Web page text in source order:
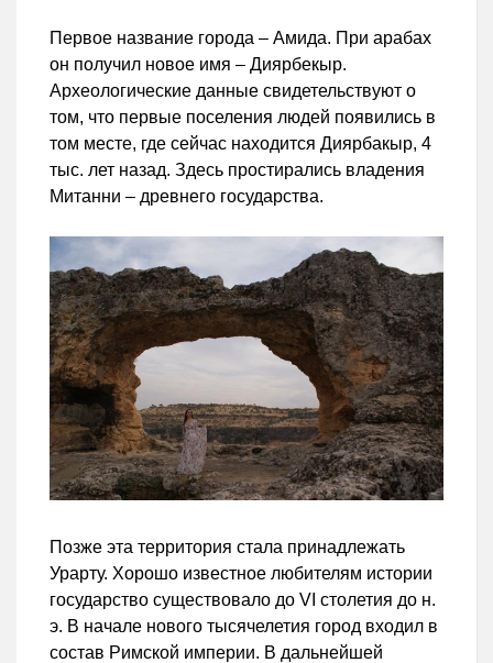
Первое название города – Амида. При арабах
он получил новое имя – Диярбекыр.
Археологические данные свидетельствуют о
том, что первые поселения людей появились в
том месте, где сейчас находится Диярбакыр, 4
тыс. лет назад. Здесь простирались владения
Митанни – древнего государства.
Позже эта территория стала принадлежать
Урарту. Хорошо известное любителям истории
государство существовало до VI столетия до н.
э. В начале нового тысячелетия город входил в
состав Римской империи. В дальнейшей